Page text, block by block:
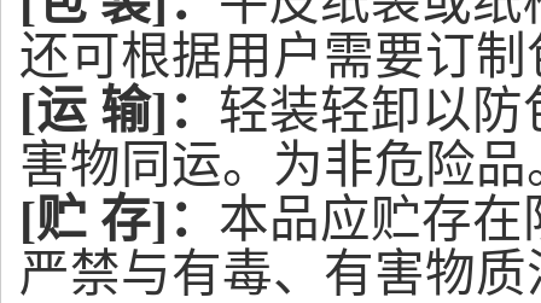
还可根据用户需要订制
[运 输]： 轻装轻卸以
害物同运。为非危险品
[贮 存]： 本品应贮存
严禁与有毒、有害物